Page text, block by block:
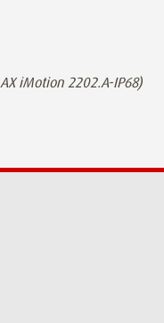
iMotion 2202.A-IP68)